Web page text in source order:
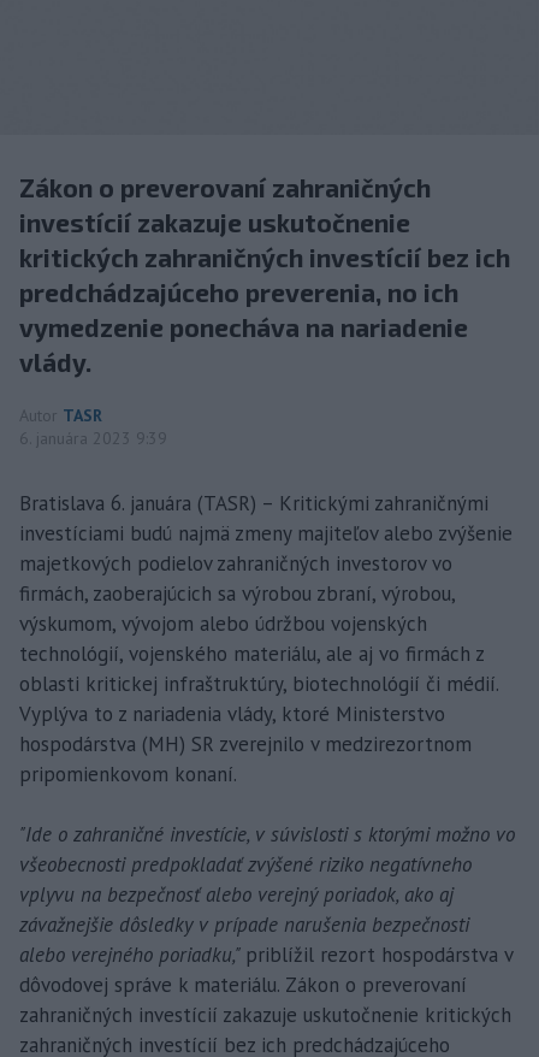
Zákon o preverovaní zahraničných
investícií zakazuje uskutočnenie
kritických zahraničných investícií bez ich
predchádzajúceho preverenia, no ich
vymedzenie ponecháva na nariadenie
vlády.
Autor TASR
6. januára 2023 9:39
Bratislava 6. januára (TASR) – Kritickými zahraničnými
investíciami budú najmä zmeny majiteľov alebo zvýšenie
majetkových podielov zahraničných investorov vo
firmách, zaoberajúcich sa výrobou zbraní, výrobou,
výskumom, vývojom alebo údržbou vojenských
technológií, vojenského materiálu, ale aj vo firmách z
oblasti kritickej infraštruktúry, biotechnológií či médií.
Vyplýva to z nariadenia vlády, ktoré Ministerstvo
hospodárstva (MH) SR zverejnilo v medzirezortnom
pripomienkovom konaní.
"Ide o zahraničné investície, v súvislosti s ktorými možno vo
všeobecnosti predpokladať zvýšené riziko negatívneho
vplyvu na bezpečnosť alebo verejný poriadok, ako aj
závažnejšie dôsledky v prípade narušenia bezpečnosti
alebo verejného poriadku," priblížil rezort hospodárstva v
dôvodovej správe k materiálu. Zákon o preverovaní
zahraničných investícií zakazuje uskutočnenie kritických
zahraničných investícií bez ich predchádzajúceho